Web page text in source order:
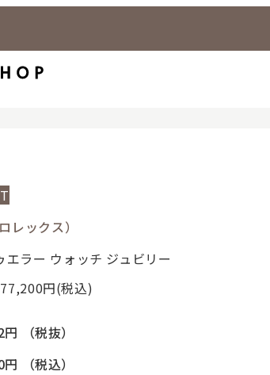
レックス）
エラー ウォッチ ジュビリー
円(税込)
（税抜）
（税込）